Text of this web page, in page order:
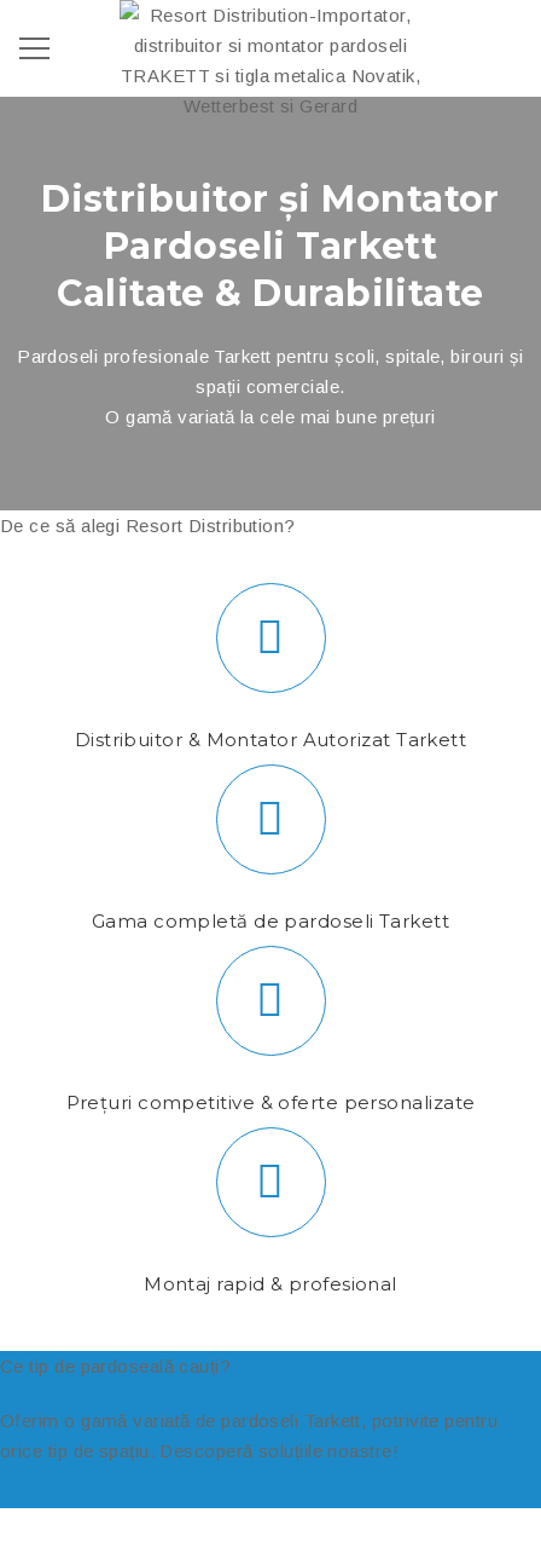
Distribuitor și Montator
Pardoseli Tarkett
Calitate & Durabilitate
Pardoseli profesionale Tarkett pentru școli, spitale, birouri și
spații comerciale.
O gamă variată la cele mai bune prețuri
De ce să alegi Resort Distribution?
Distribuitor & Montator Autorizat Tarkett
Gama completă de pardoseli Tarkett
Prețuri competitive & oferte personalizate
Montaj rapid & profesional
Ce tip de pardoseală cauți?
Oferim o gamă variată de pardoseli Tarkett, potrivite pentru
orice tip de spațiu. Descoperă soluțiile noastre!